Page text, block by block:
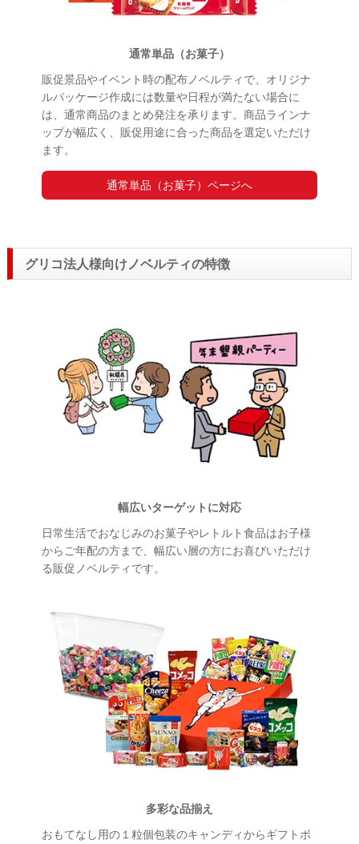
通常単品（お菓子）
販促景品やイベント時の配布ノベルティで、オリジナ
ルパッケージ作成には数量や日程が満たない場合に
は、通常商品のまとめ発注を承ります。商品ラインナ
ップが幅広く、販促用途に合った商品を選定いただけ
ます。
通常単品（お菓子）ページへ
グリコ法人様向けノベルティの特徴
幅広いターゲットに対応
日常生活でおなじみのお菓子やレトルト食品はお子様
からご年配の方まで、幅広い層の方にお喜びいただけ
る販促ノベルティです。
多彩な品揃え
おもてなし用の１粒個包装のキャンディからギフトボ